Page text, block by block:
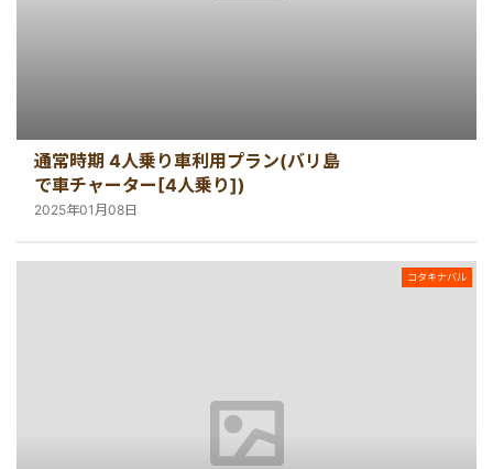
通常時期 4人乗り車利用プラン(バリ島
で車チャーター[4人乗り])
2025年01月08日
コタキナバル